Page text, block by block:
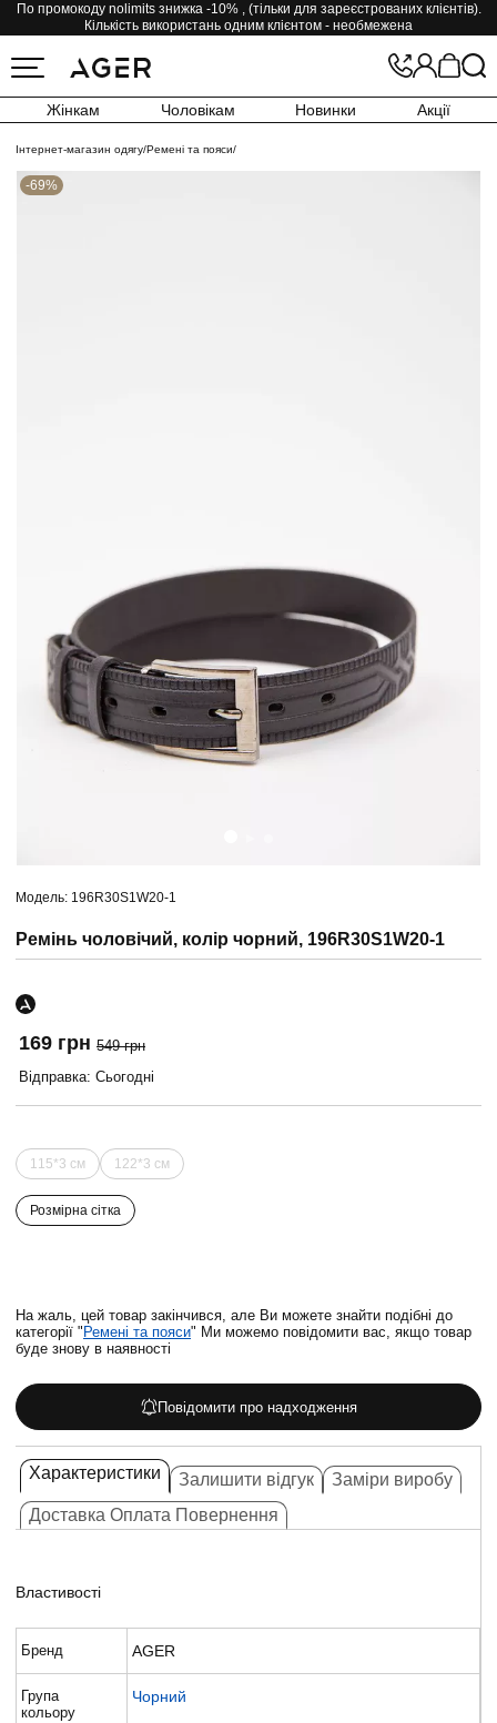
По промокоду nolimits знижка -10% , (тільки для зареєстрованих клієнтів).
Кількість використань одним клієнтом - необмежена
Жінкам Чоловікам Новинки Акції
Інтернет-магазин одягу/Ремені та пояси/
-69%
Модель: 196R30S1W20-1
Ремінь чоловічий, колір чорний, 196R30S1W20-1
169 грн 549 грн
Відправка: Сьогодні
115*3 см 122*3 см
Розмірна сітка
На жаль, цей товар закінчився, але Ви можете знайти подібні до
категорії "Ремені та пояси" Ми можемо повідомити вас, якщо товар
буде знову в наявності
Повідомити про надходження
Характеристики Залишити відгук
Заміри виробу
Доставка Оплата Повернення
Властивості
Бренд AGER
Група
кольору
Чорний